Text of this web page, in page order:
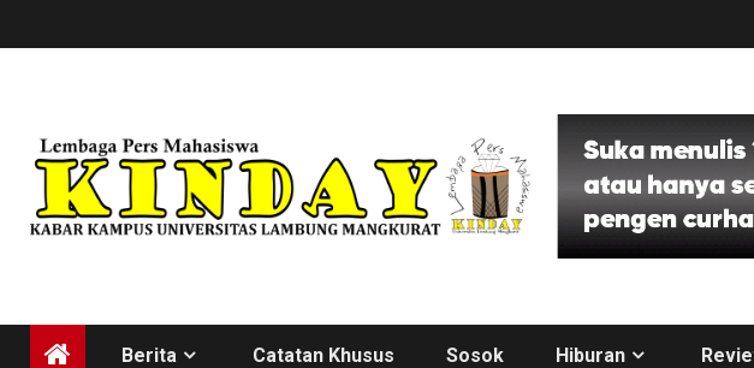
to
Berita Catatan Khusus Sosok Hiburan